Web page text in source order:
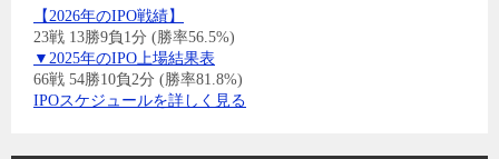
【2026年のIPO戦績】
23戦 13勝9負1分 (勝率56.5%)
▼2025年のIPO上場結果表
66戦 54勝10負2分 (勝率81.8%)
IPOスケジュールを詳しく見る